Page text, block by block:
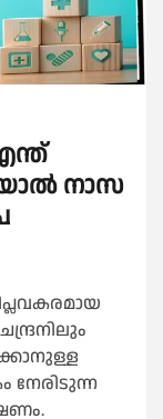
നാസ
നേരിടുന്ന